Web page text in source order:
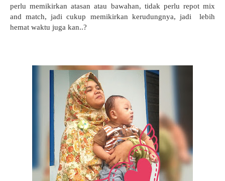
perlu memikirkan atasan atau bawahan, tidak perlu repot mix
and match, jadi cukup memikirkan kerudungnya, jadi
lebih
hemat waktu juga kan..?